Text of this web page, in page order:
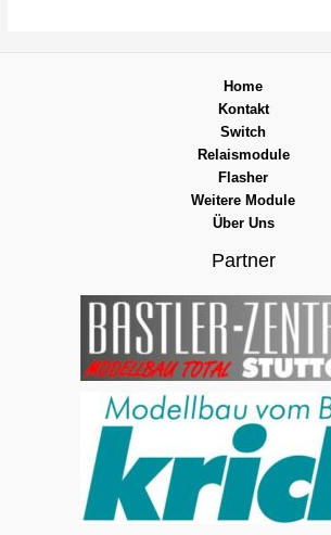
Home
Kontakt
Switch
Relaismodule
Flasher
Weitere Module
Über Uns
Partner